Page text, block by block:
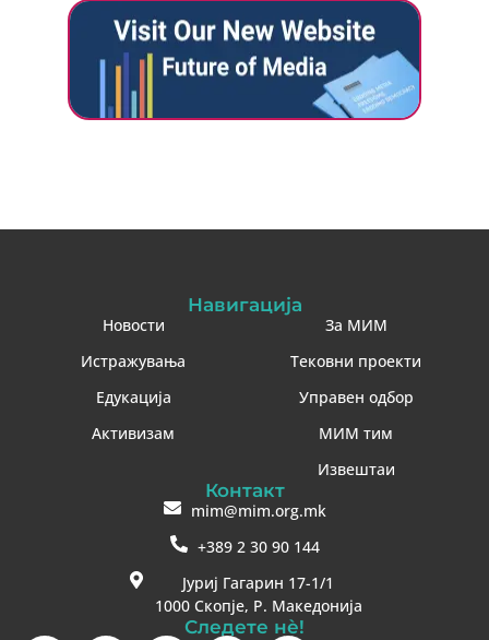
Навигација
Новости
Истражувања
Едукација
Активизам
За МИМ
Тековни проекти
Управен одбор
МИМ тим
Извештаи
Контакт
mim@mim.org.mk
+389 2 30 90 144
Јуриј Гагарин 17-1/1
1000 Скопје, Р. Македонија
Следете нè!